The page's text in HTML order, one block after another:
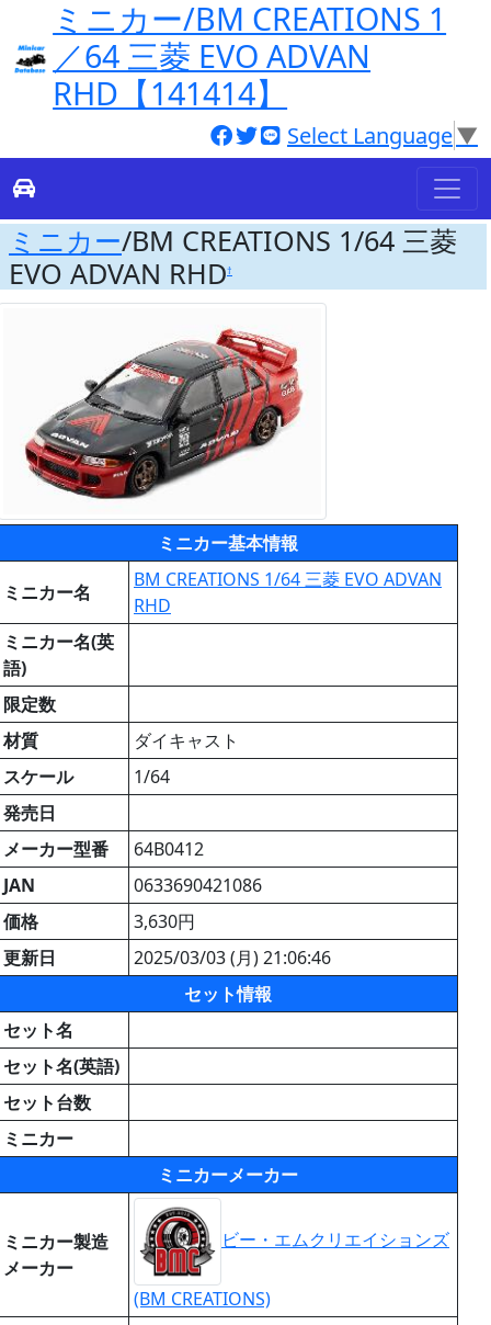
ミニカー/BM CREATIONS 1
／64 三菱 EVO ADVAN
RHD【141414】
Select Language▼
ミニカー/BM CREATIONS 1/64 三菱
EVO ADVAN RHD†
ミニカー基本情報
ミニカー名
BM CREATIONS 1/64 三菱 EVO ADVAN
RHD
ミニカー名(英
語)
限定数
材質
ダイキャスト
スケール
1/64
発売日
メーカー型番
64B0412
JAN
0633690421086
価格
3,630円
更新日
2025/03/03 (月) 21:06:46
セット情報
セット名
セット名(英語)
セット台数
ミニカー
ミニカーメーカー
ミニカー製造
メーカー
ビー・エムクリエイションズ
(BM CREATIONS)